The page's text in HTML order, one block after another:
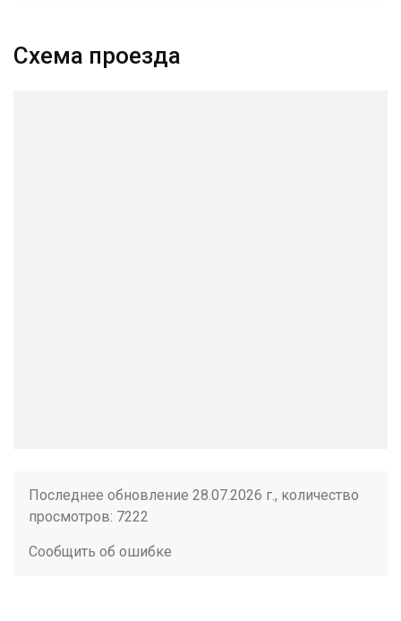
Схема проезда
Последнее обновление 28.07.2026 г., количество
просмотров: 7222
Сообщить об ошибке